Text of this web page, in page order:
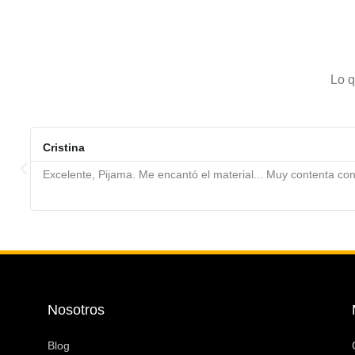
Lo
Cristina
Excelente, Pijama. Me encantó el material... Muy contenta
Nosotros
Blog